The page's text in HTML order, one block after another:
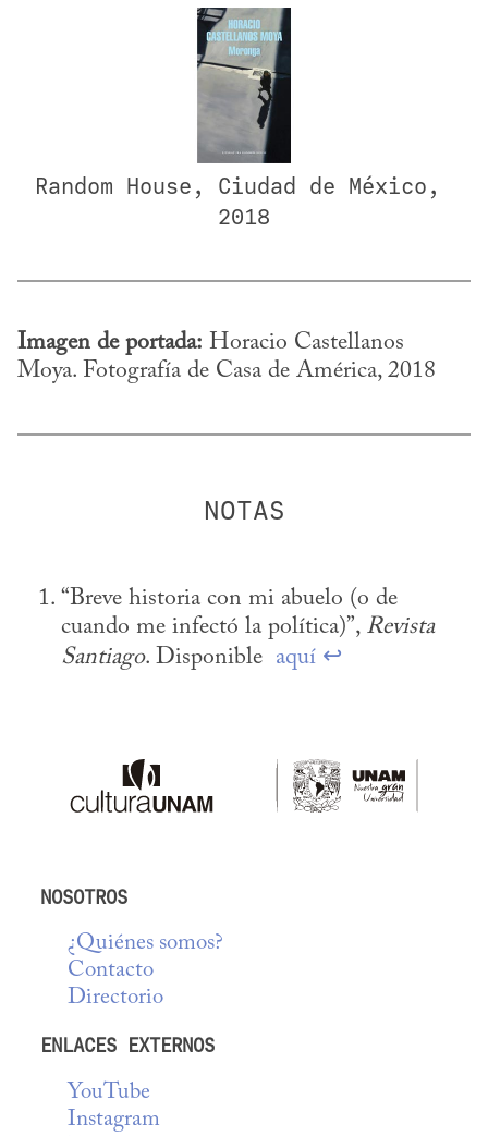
Random House, Ciudad de México,
2018
Imagen de portada: Horacio Castellanos
Moya. Fotografía de Casa de América, 2018
“Breve historia con mi abuelo (o de
cuando me infectó la política)”, Revista
Santiago. Disponible aquí ↩
NOSOTROS
¿Quiénes somos?
Contacto
Directorio
ENLACES EXTERNOS
YouTube
Instagram